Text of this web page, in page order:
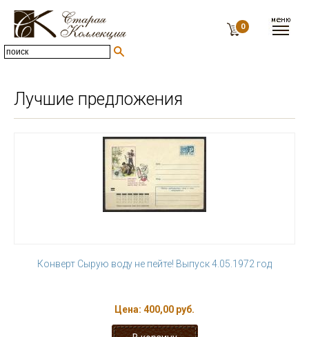
0
Лучшие предложения
Конверт Сырую воду не пейте! Выпуск 4.05.1972 год
Цена: 400,00 руб.